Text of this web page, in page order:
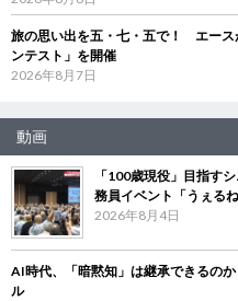
旅の思い出を五・七・五で！ エース
ンテスト」を開催
2026年8月7日
動画
「100歳現役」目指す
務員イベント「うぇる
2026年8月4日
AI時代、「暗黙知」は継承できるの
ル